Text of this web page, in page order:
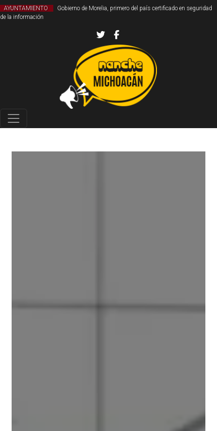
AYUNTAMIENTO
Gobierno de Morelia, primero del país certificado en seguridad
de la información